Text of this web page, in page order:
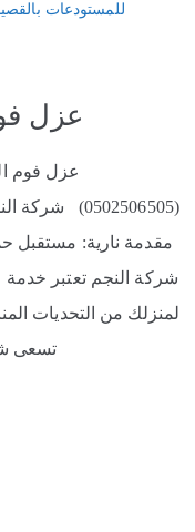
للمستودعات
عزل فوم
(0502506505)
مقدمة نارية: مستقبل
شركة النجم تعتبر
لمنزلك من التحديات
تسعى